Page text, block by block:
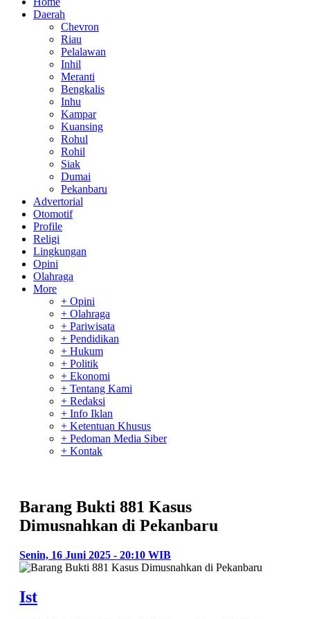
Daerah
Chevron
Riau
Pelalawan
Inhil
Meranti
Bengkalis
Inhu
Kampar
Kuansing
Rohul
Rohil
Siak
Dumai
Pekanbaru
Advertorial
Otomotif
Profile
Religi
Lingkungan
Opini
Olahraga
More
+ Opini
+ Olahraga
+ Pariwisata
+ Pendidikan
+ Hukum
+ Politik
+ Ekonomi
+ Tentang Kami
+ Redaksi
+ Info Iklan
+ Ketentuan Khusus
+ Pedoman Media Siber
+ Kontak
Barang Bukti 881 Kasus
Dimusnahkan di Pekanbaru
Senin, 16 Juni 2025 - 20:10 WIB
Ist